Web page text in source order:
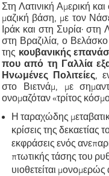
Στη Λατινική Αμερική
μαζική βάση, με τον
Ιράκ και στη Συρία·
στη Βραζιλία, ο
της κουβανικής
που από τη Γαλλία
Ηνωμένες Πολιτείες,
στο Βιετνάμ, με
ονομαζόταν «τρίτος
Η ταραχώδης
κρίσεις της δεκαετίας
εκφράσεις ενός
πτωτικής τάσης του
υιοθετείται